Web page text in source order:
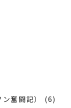
ン奮闘記） (6)